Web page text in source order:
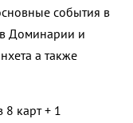
события в
Доминарии и
а также
8 карт + 1